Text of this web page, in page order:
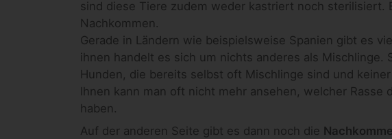
sind diese Tiere zudem weder kastriert noch sterilisiert.
Nachkommen.
Gerade in Ländern wie beispielsweise Spanien gibt es
ihnen handelt es sich um nichts anderes als Mischlinge.
Hunden, die bereits selbst oft Mischlinge sind und
Ihnen kann man oft nicht mehr ansehen, welcher
haben.
Auf der anderen Seite gibt es dann noch die